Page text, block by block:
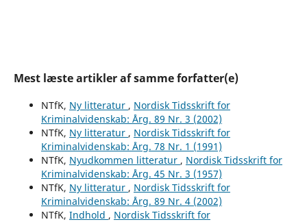
Mest læste artikler af samme forfatter(e)
NTfK, Ny litteratur , Nordisk Tidsskrift for
Kriminalvidenskab: Årg. 89 Nr. 3 (2002)
NTfK, Ny litteratur , Nordisk Tidsskrift for
Kriminalvidenskab: Årg. 78 Nr. 1 (1991)
NTfK, Nyudkommen litteratur , Nordisk Tidsskrift for
Kriminalvidenskab: Årg. 45 Nr. 3 (1957)
NTfK, Ny litteratur , Nordisk Tidsskrift for
Kriminalvidenskab: Årg. 89 Nr. 4 (2002)
NTfK, Indhold , Nordisk Tidsskrift for